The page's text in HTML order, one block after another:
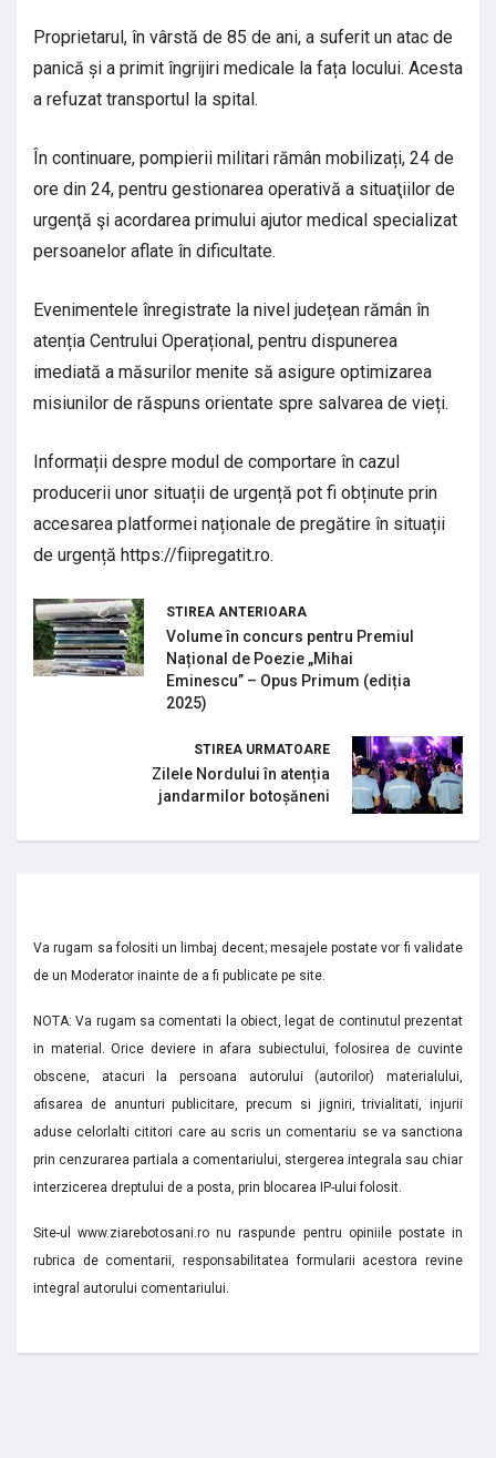
Proprietarul, în vârstă de 85 de ani, a suferit un atac de
panică și a primit îngrijiri medicale la fața locului. Acesta
a refuzat transportul la spital.
În continuare, pompierii militari rămân mobilizați, 24 de
ore din 24, pentru gestionarea operativă a situaţiilor de
urgenţă şi acordarea primului ajutor medical specializat
persoanelor aflate în dificultate.
Evenimentele înregistrate la nivel județean rămân în
atenția Centrului Operațional, pentru dispunerea
imediată a măsurilor menite să asigure optimizarea
misiunilor de răspuns orientate spre salvarea de vieți.
Informații despre modul de comportare în cazul
producerii unor situații de urgență pot fi obținute prin
accesarea platformei naționale de pregătire în situații
de urgență https://fiipregatit.ro.
STIREA ANTERIOARA
Volume în concurs pentru Premiul
Național de Poezie „Mihai
Eminescu” – Opus Primum (ediția
2025)
STIREA URMATOARE
Zilele Nordului în atenția
jandarmilor botoșăneni
Va rugam sa folositi un limbaj decent; mesajele postate vor fi validate
de un Moderator inainte de a fi publicate pe site.
NOTA: Va rugam sa comentati la obiect, legat de continutul prezentat
in material. Orice deviere in afara subiectului, folosirea de cuvinte
obscene, atacuri la persoana autorului (autorilor) materialului,
afisarea de anunturi publicitare, precum si jigniri, trivialitati, injurii
aduse celorlalti cititori care au scris un comentariu se va sanctiona
prin cenzurarea partiala a comentariului, stergerea integrala sau chiar
interzicerea dreptului de a posta, prin blocarea IP-ului folosit.
Site-ul www.ziarebotosani.ro nu raspunde pentru opiniile postate in
rubrica de comentarii, responsabilitatea formularii acestora revine
integral autorului comentariului.